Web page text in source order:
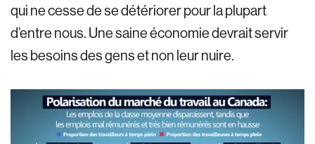
qui ne cesse de se détériorer pour la plupart
d’entre nous. Une saine économie devrait servir
les besoins des gens et non leur nuire.